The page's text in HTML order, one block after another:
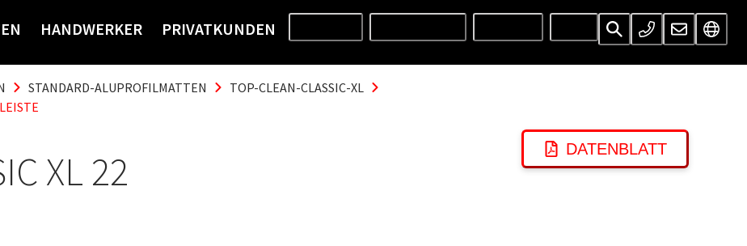
HANDWERKER PRIVATKUNDEN
STANDARD-ALUPROFILMATTEN
TOP-CLEAN-CLASSIC-XL
XL 22 DATENBLATT